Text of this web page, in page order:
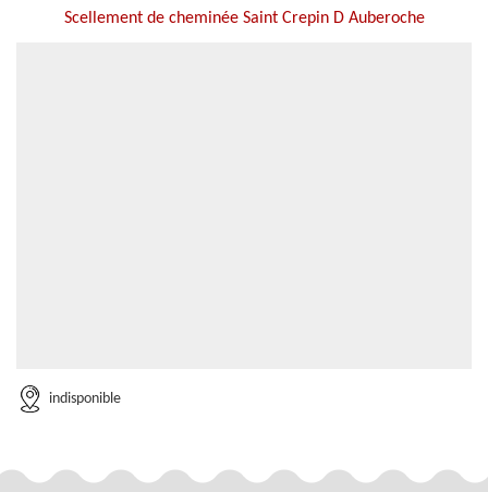
Scellement de cheminée Saint Crepin D Auberoche
indisponible